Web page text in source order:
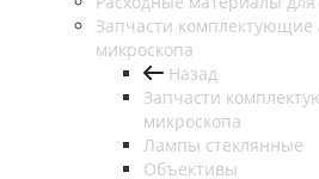
Запчасти комплектующие
микроскопа
Назад
Запчасти
микроскопа
Лампы стеклянные
Объективы